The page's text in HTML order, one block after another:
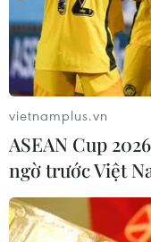
Giá dầu tiếp tục
gián đoạn nguồn
10/08/2026 02:03
Giá vàng đi ngang
dịch đầu tuần
10/08/2026 02:02
vietnamplus.vn
ASEAN Cup
ngờ trước Việt